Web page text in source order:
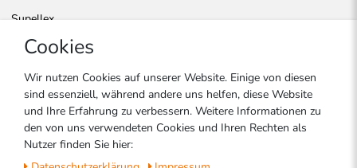
Supellex
Deutschland
Supellex Handels-und Service GmbH
Sperlingweg11a
76694Forst Deutschland
info@supellex.de
+49 7251 3227720
Cookies
Wir nutzen Cookies auf unserer Website. Einige von diesen
sind essenziell, während andere uns helfen, diese Website
und Ihre Erfahrung zu verbessern. Weitere Informationen zu
den von uns verwendeten Cookies und Ihren Rechten als
Nutzer finden Sie hier: